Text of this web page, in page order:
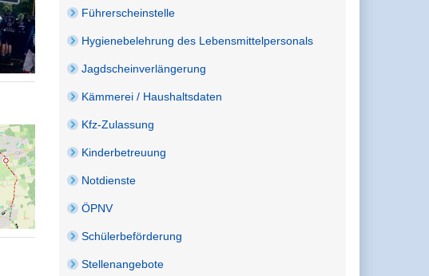
Führerscheinstelle
Hygienebelehrung des Lebensmittelpersonals
Jagdscheinverlängerung
Kämmerei / Haushaltsdaten
Kfz-Zulassung
Kinderbetreuung
Notdienste
ÖPNV
Schülerbeförderung
Stellenangebote